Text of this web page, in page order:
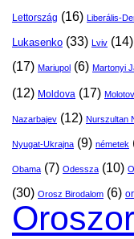
Lettország (16) Liberális-
Lukasenko (33) Lviv (14)
(17) Mariupol (6) Martonyi
(12) Moldova (17) Molotov
Nazarbajev (12) Nurszultan
Nyugat-Ukrajna (9) németek
Obama (7) Odessza (10)
(30) Orosz Birodalom (6)